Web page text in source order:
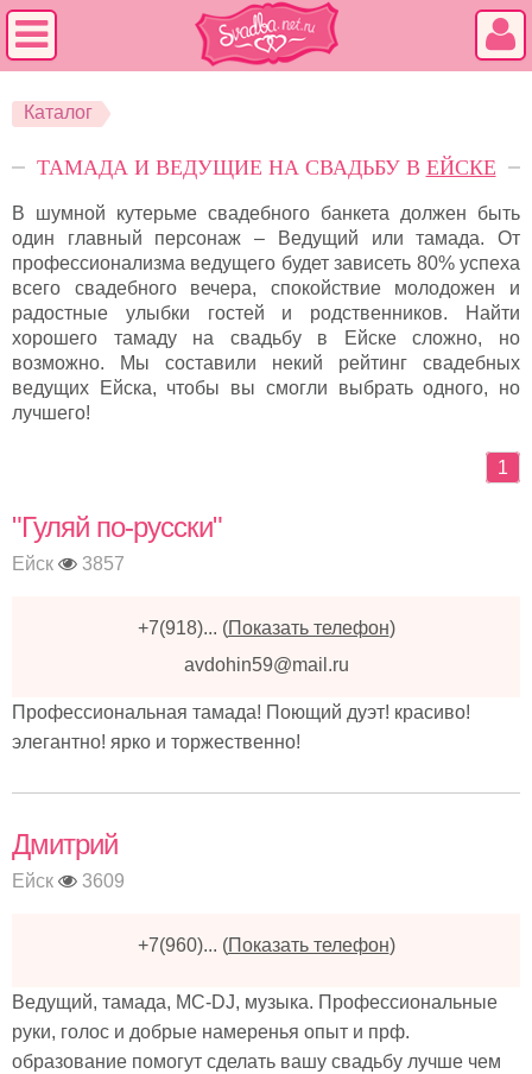
Каталог
ТАМАДА И ВЕДУЩИЕ НА СВАДЬБУ В ЕЙСКЕ
В шумной кутерьме свадебного банкета должен быть
один главный персонаж – Ведущий или тамада. От
профессионализма ведущего будет зависеть 80% успеха
всего свадебного вечера, спокойствие молодожен и
радостные улыбки гостей и родственников. Найти
хорошего тамаду на свадьбу в Ейске сложно, но
возможно. Мы составили некий рейтинг свадебных
ведущих Ейска, чтобы вы смогли выбрать одного, но
лучшего!
1
"Гуляй по-русски"
Ейск 3857
+7(918)... (Показать телефон)
avdohin59@mail.ru
Профессиональная тамада! Поющий дуэт! красиво!
элегантно! ярко и торжественно!
Дмитрий
Ейск 3609
+7(960)... (Показать телефон)
Ведущий, тамада, MC-DJ, музыка. Профессиональные
руки, голос и добрые намеренья опыт и прф.
образование помогут сделать вашу свадьбу лучше чем